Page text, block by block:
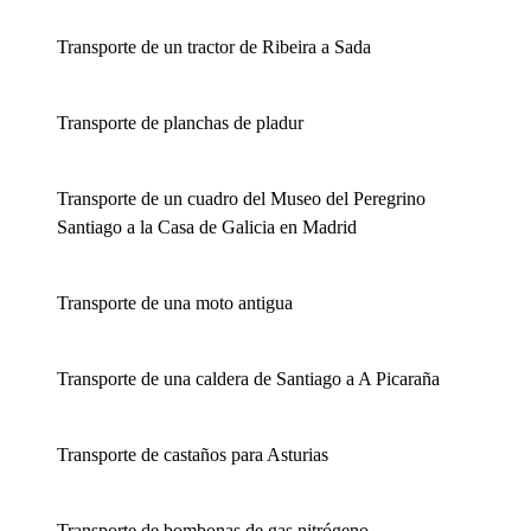
Transporte de un tractor de Ribeira a Sada
Transporte de planchas de pladur
Transporte de un cuadro del Museo del Peregrino
Santiago a la Casa de Galicia en Madrid
Transporte de una moto antigua
Transporte de una caldera de Santiago a A Picaraña
Transporte de castaños para Asturias